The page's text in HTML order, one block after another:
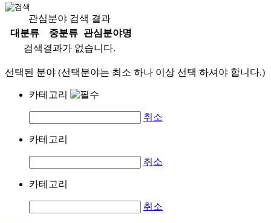
관심분야 검색 결과
대분류
중분류
관심분야명
검색결과가 없습니다.
선택된 분야 (선택분야는 최소 하나 이상 선택 하셔야 합니다.)
카테고리
취소
카테고리
취소
카테고리
취소